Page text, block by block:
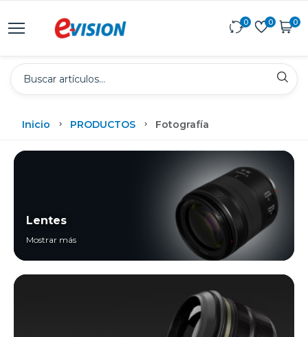
0 0 0
Inicio PRODUCTOS Fotografía
Lentes
Mostrar más